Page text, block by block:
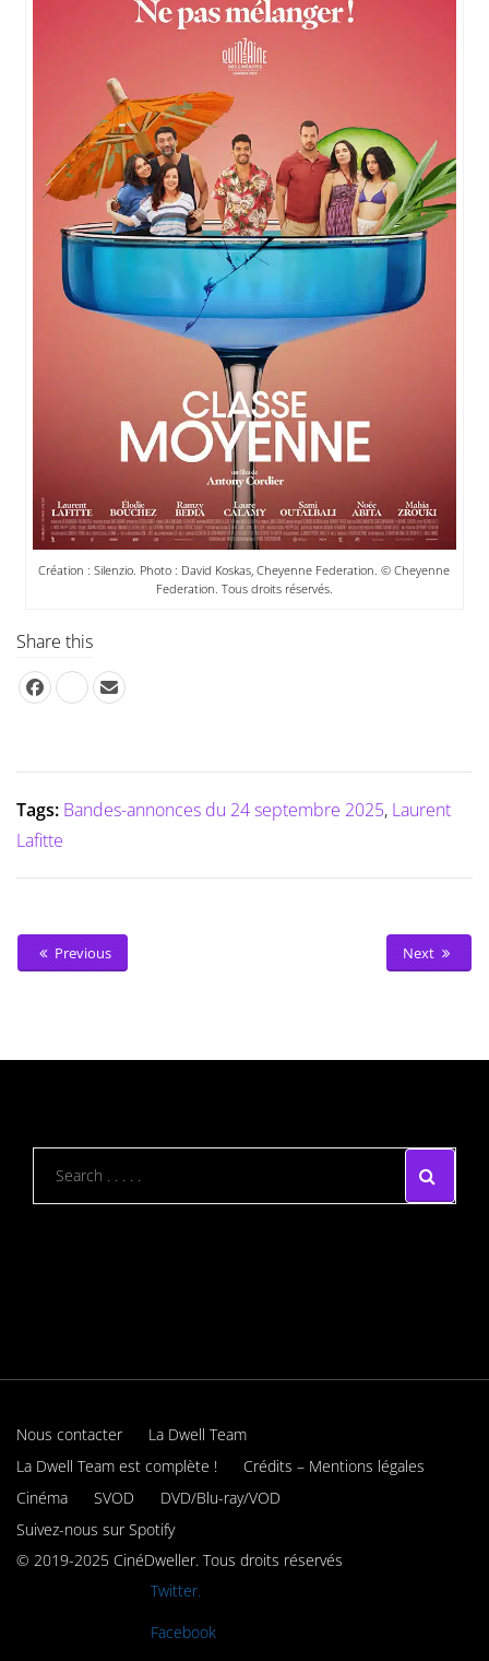
Création : Silenzio. Photo : David Koskas, Cheyenne Federation. © Cheyenne
Federation. Tous droits réservés.
Share this
Tags: Bandes-annonces du 24 septembre 2025, Laurent
Lafitte
Previous Next
Nous contacter
La Dwell Team
La Dwell Team est complète !
Crédits – Mentions légales
Cinéma
SVOD
DVD/Blu-ray/VOD
Suivez-nous sur Spotify
© 2019-2025 CinéDweller. Tous droits réservés
Twitter.
Facebook